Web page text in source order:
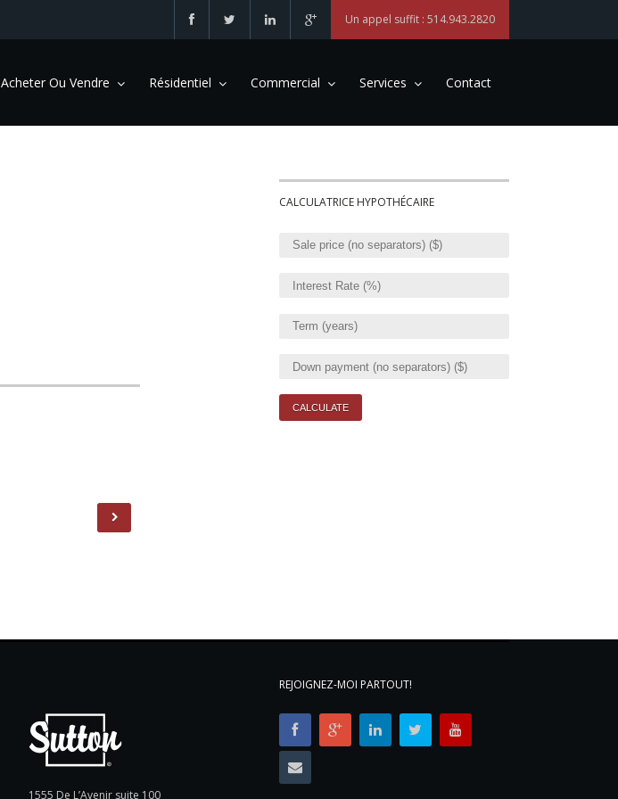
Un appel suffit : 514.943.2820
Acheter Ou Vendre Résidentiel Commercial Services Contact
CALCULATRICE HYPOTHÉCAIRE
1555 De L’Avenir suite 100
REJOIGNEZ-MOI PARTOUT!